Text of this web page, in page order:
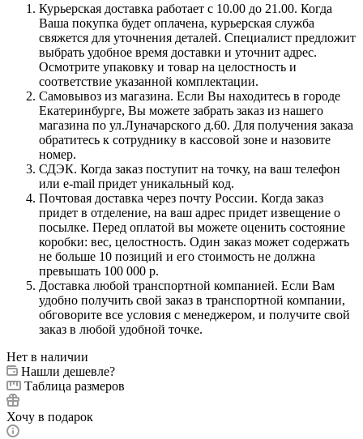
Курьерская доставка работает с 10.00 до 21.00. Когда
Ваша покупка будет оплачена, курьерская служба
свяжется для уточнения деталей. Специалист предложит
выбрать удобное время доставки и уточнит адрес.
Осмотрите упаковку и товар на целостность и
соответствие указанной комплектации.
Самовывоз из магазина. Если Вы находитесь в городе
Екатеринбурге, Вы можете забрать заказ из нашего
магазина по ул.Луначарского д.60. Для получения заказа
обратитесь к сотруднику в кассовой зоне и назовите
номер.
СДЭК. Когда заказ поступит на точку, на ваш телефон
или e-mail придет уникальный код.
Почтовая доставка через почту России. Когда заказ
придет в отделение, на ваш адрес придет извещение о
посылке. Перед оплатой вы можете оценить состояние
коробки: вес, целостность. Один заказ может содержать
не больше 10 позиций и его стоимость не должна
превышать 100 000 р.
Доставка любой транспортной компанией. Если Вам
удобно получить свой заказ в транспортной компании,
обговорите все условия с менеджером, и получите свой
заказ в любой удобной точке.
Нет в наличии
Нашли дешевле?
Таблица размеров
Хочу в подарок